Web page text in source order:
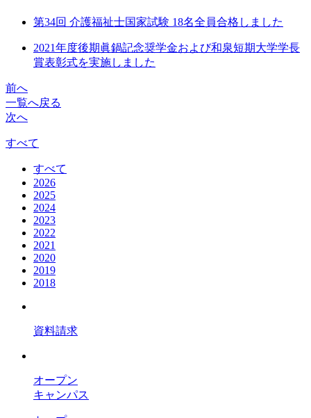
第34回 介護福祉士国家試験 18名全員合格しました
2021年度後期眞鍋記念奨学金および和泉短期大学学長
賞表彰式を実施しました
前へ
一覧へ戻る
次へ
すべて
すべて
2026
2025
2024
2023
2022
2021
2020
2019
2018
資料請求
オープン
キャンパス